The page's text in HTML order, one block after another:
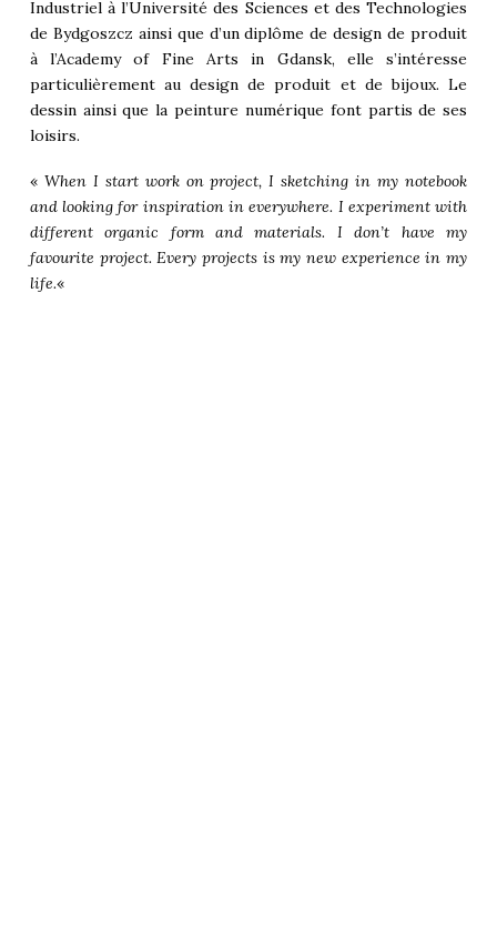
Industriel à l’Université des Sciences et des Technologies
de Bydgoszcz ainsi que d’un diplôme de design de produit
à l’Academy of Fine Arts in Gdansk, elle s’intéresse
particulièrement au design de produit et de bijoux. Le
dessin ainsi que la peinture numérique font partis de ses
loisirs.
« When I start work on project, I sketching in my notebook
and looking for inspiration in everywhere. I experiment with
different organic form and materials. I don’t have my
favourite project. Every projects is my new experience in my
life.«